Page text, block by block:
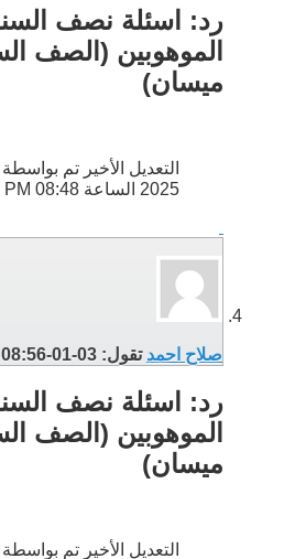
رد: اسئلة نصف
الموهوبين (الصف
ميسان)
2025 الساعة
08:48 PM
صلاح احمد تقول: 03-01-2025
08:56 PM
رد: اسئلة نصف
الموهوبين (الصف
ميسان)